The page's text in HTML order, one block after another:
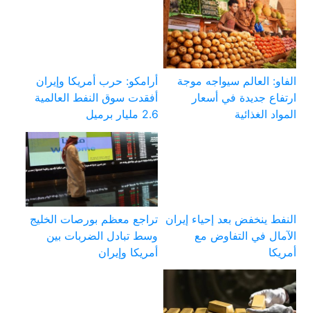
الفاو: العالم سيواجه موجة
ارتفاع جديدة في أسعار
المواد الغذائية
أرامكو: حرب أمريكا وإيران
أفقدت سوق النفط العالمية
2.6 مليار برميل
النفط ينخفض بعد إحياء إيران
الآمال في التفاوض مع
أمريكا
تراجع معظم بورصات الخليج
وسط تبادل الضربات بين
أمريكا وإيران